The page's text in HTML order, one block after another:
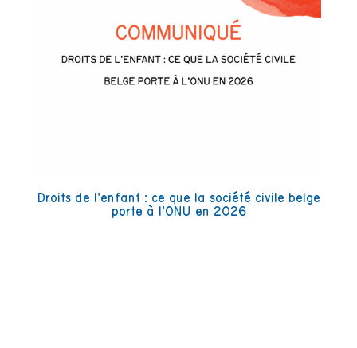
Droits de l’enfant : ce que la société civile belge
porte à l’ONU en 2026